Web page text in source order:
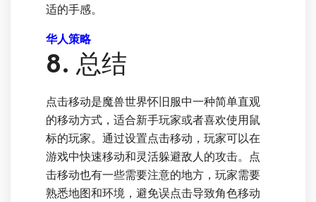
适的手感。
华人策略
8. 总结
点击移动是魔兽世界怀旧服中一种简单直观
的移动方式，适合新手玩家或者喜欢使用鼠
标的玩家。通过设置点击移动，玩家可以在
游戏中快速移动和灵活躲避敌人的攻击。点
击移动也有一些需要注意的地方，玩家需要
熟悉地图和环境，避免误点击导致角色移动